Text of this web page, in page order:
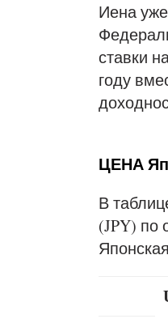
Иена
ставки
году
ЦЕНА
В
(JPY) по